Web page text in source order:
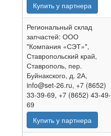
Купить у партнера
Региональный склад
запчастей: ООО
"Компания «СЭТ»",
Ставропольский край,
Ставрополь, пер.
Буйнакского, д. 2А,
info@set-26.ru, +7 (8652)
33-39-69, +7 (8652) 43-49-
69
Купить у партнера